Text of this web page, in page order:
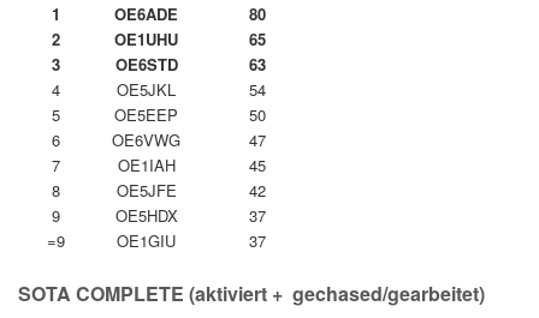
1
OE6ADE
80
2
OE1UHU
65
3
OE6STD
63
4
OE5JKL
54
5
OE5EEP
50
6
OE6VWG
47
7
OE1IAH
45
8
OE5JFE
42
9
OE5HDX
37
=9
OE1GIU 37
SOTA COMPLETE (aktiviert + gechased/gearbeitet)